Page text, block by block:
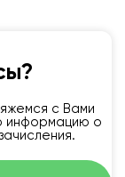
с Вами
информацию о